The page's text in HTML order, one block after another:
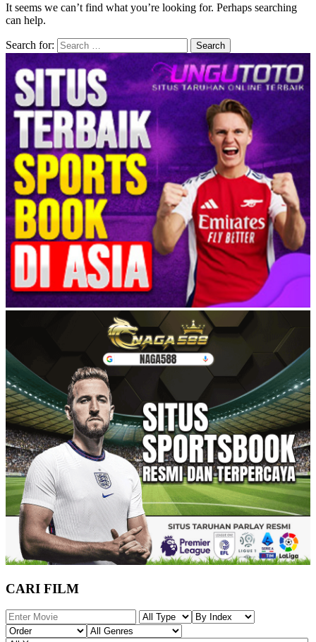
It seems we can’t find what you’re looking for. Perhaps searching
can help.
Search for:
CARI FILM